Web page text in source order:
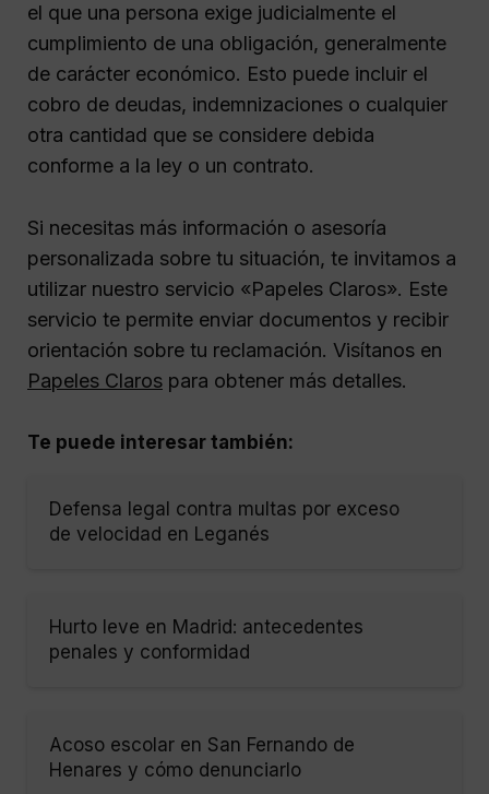
el que una persona exige judicialmente el
cumplimiento de una obligación, generalmente
de carácter económico. Esto puede incluir el
cobro de deudas, indemnizaciones o cualquier
otra cantidad que se considere debida
conforme a la ley o un contrato.
Si necesitas más información o asesoría
personalizada sobre tu situación, te invitamos a
utilizar nuestro servicio «Papeles Claros». Este
servicio te permite enviar documentos y recibir
orientación sobre tu reclamación. Visítanos en
Papeles Claros para obtener más detalles.
Te puede interesar también:
Defensa legal contra multas por exceso
de velocidad en Leganés
Hurto leve en Madrid: antecedentes
penales y conformidad
Acoso escolar en San Fernando de
Henares y cómo denunciarlo